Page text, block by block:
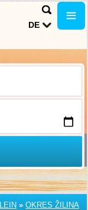
DE
» OKRES ŽILINA